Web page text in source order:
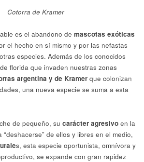
Cotorra de Kramer
es el abandono demascotas exóticas
el hecho en sí mismo y por las nefastas
especies. Además de los conocidos
florida que invaden nuestras zonas
argentina y de Kramer que colonizan
una nueva especie se suma a esta
de pequeño, sucarácter agresivo en la
de ellos y libres en el medio,
s, esta especie oportunista, omnívora y
se expande con gran rapidez